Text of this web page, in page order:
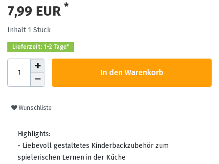
7,99 EUR *
Inhalt 1 Stück
Lieferzeit: 1-2 Tage*
In den Warenkorb
Wunschliste
Highlights:
- Liebevoll gestaltetes Kinderbackzubehör zum
spielerischen Lernen in der Küche